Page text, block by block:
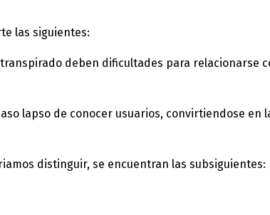
las siguientes:
deben dificultades para relacionarse
lapso de conocer usuarios, convirtiendose en
distinguir, se encuentran las subsiguientes: